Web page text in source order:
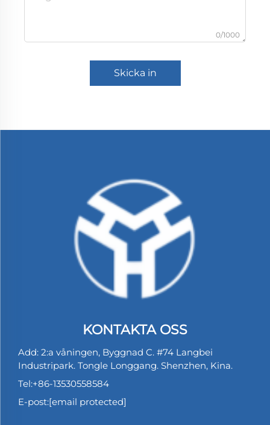
0/1000
Skicka in
KONTAKTA OSS
Add: 2:a våningen, Byggnad C. #74 Langbei
Industripark. Tongle Longgang. Shenzhen, Kina.
Tel:+86-13530558584
E-post:[email protected]